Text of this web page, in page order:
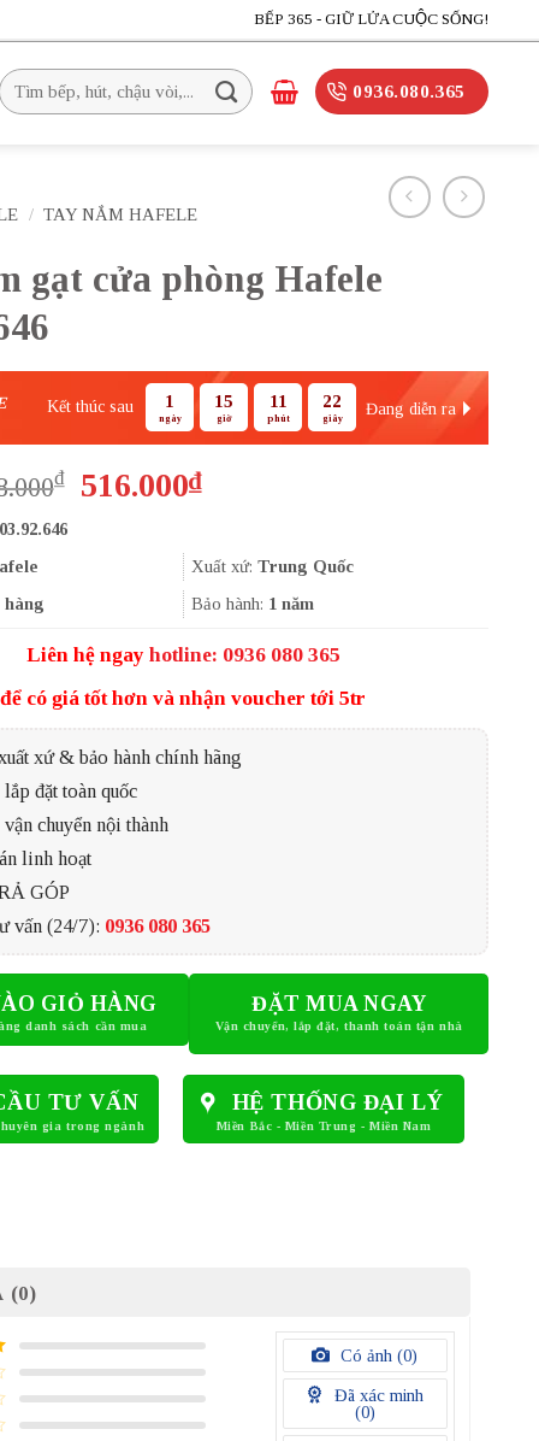
BẾP 365 - GIỮ LỬA CUỘC SỐNG!
0936.080.365
/ TAY NẮM HAFELE
gạt cửa phòng Hafele
Kết thúc sau 1
ngày
15
giờ
11
phút
22
giây
Đang diễn ra
₫
Giá
688.000₫.
516.000₫Giá
là:
516.000₫.
Xuất xứ:Trung Quốc
hàng
Bảo hành: 1 năm
Liên hệ ngay hotline: 0936 080 365
để có giá tốt hơn và nhận voucher tới 5tr
xứ & bảo hành chính hãng
đặt toàn quốc
chuyển nội thành
linh hoạt
GÓP
vấn (24/7): 0936 080 365
GIỎ HÀNG ĐẶT MUA NGAY
TƯ VẤN HỆ THỐNG ĐẠI LÝ
(0)
Có ảnh (0)
Đã xác minh
(0)